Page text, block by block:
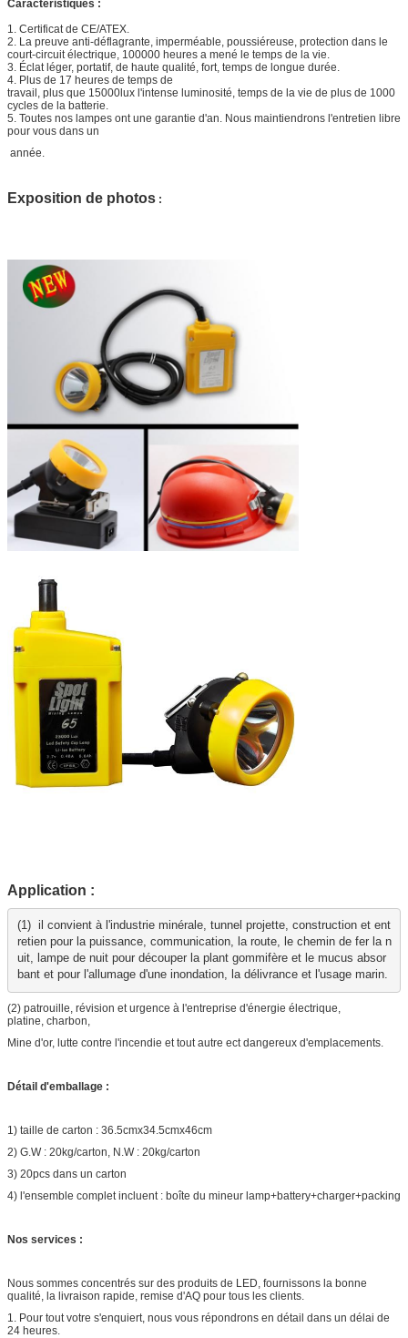
Caractéristiques :
1. Certificat de CE/ATEX.
2. La preuve anti-déflagrante, imperméable, poussiéreuse, protection dans le
court-circuit électrique, 100000 heures a mené le temps de la vie.
3. Éclat léger, portatif, de haute qualité, fort, temps de longue durée.
4. Plus de 17 heures de temps de
travail, plus que 15000lux l'intense luminosité, temps de la vie de plus de 1000
cycles de la batterie.
5. Toutes nos lampes ont une garantie d'an. Nous maintiendrons l'entretien libre
pour vous dans un
année.
Exposition de photos :
Application :
(1)  il convient à l'industrie minérale, tunnel projette, construction et ent
retien pour la puissance, communication, la route, le chemin de fer la n
uit, lampe de nuit pour découper la plant gommifère et le mucus absor
bant et pour l'allumage d'une inondation, la délivrance et l'usage marin.
(2) patrouille, révision et urgence à l'entreprise d'énergie électrique,
platine, charbon,
Mine d'or, lutte contre l'incendie et tout autre ect dangereux d'emplacements.
Détail d'emballage :
1) taille de carton : 36.5cmx34.5cmx46cm
2) G.W : 20kg/carton, N.W : 20kg/carton
3) 20pcs dans un carton
4) l'ensemble complet incluent : boîte du mineur lamp+battery+charger+packing
Nos services :
Nous sommes concentrés sur des produits de LED, fournissons la bonne
qualité, la livraison rapide, remise d'AQ pour tous les clients.
1. Pour tout votre s'enquiert, nous vous répondrons en détail dans un délai de
24 heures.